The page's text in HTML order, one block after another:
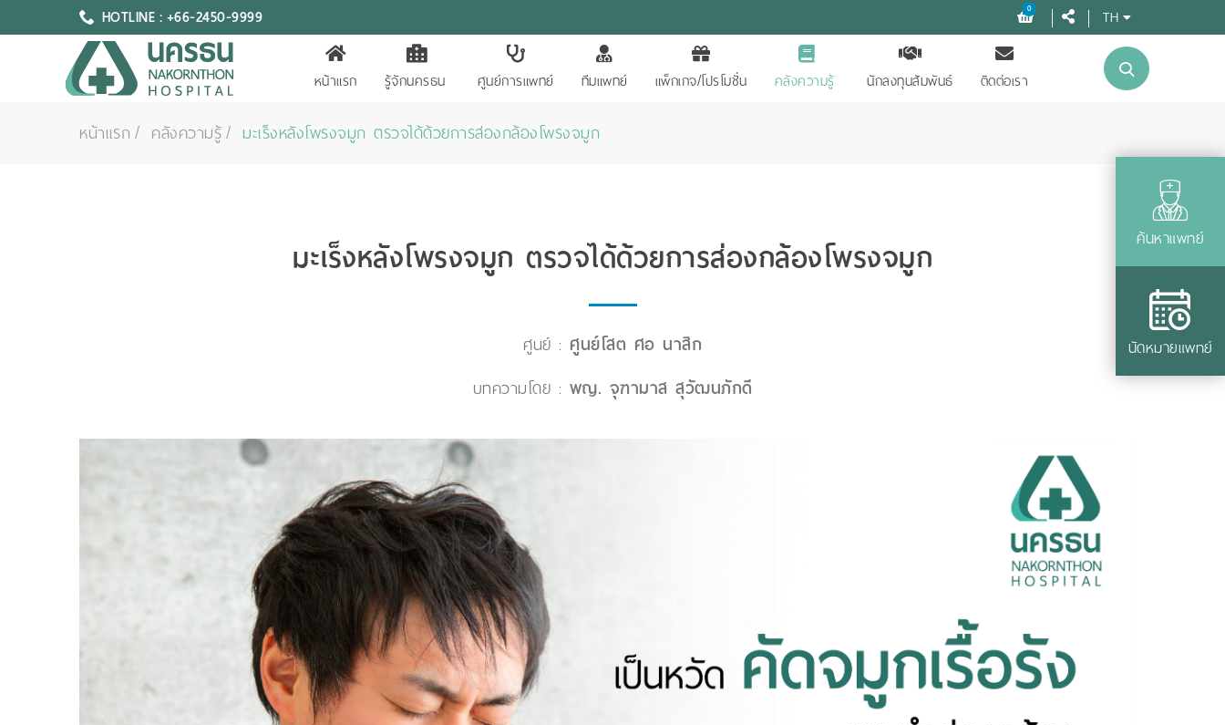
HOTLINE : +66-2450-9999 0 TH
หน้าแรก รู้จักนครธน ศูนย์การแพทย์ ทีมแพทย์ แพ็กเกจ/โปรโมชั่น คลังความรู้ นักลงทุนสัมพันธ์ ติดต่อเรา
ค้นหาแพทย์
นัดหมายแพทย์
หน้าแรก คลังความรู้ มะเร็งหลังโพรงจมูก ตรวจได้ด้วยการส่องกล้องโพรงจมูก
มะเร็งหลังโพรงจมูก ตรวจได้ด้วยการส่องกล้องโพรงจมูก
ศูนย์ : ศูนย์โสต ศอ นาสิก
บทความโดย : พญ. จุฑามาส สุวัฒนภักดี